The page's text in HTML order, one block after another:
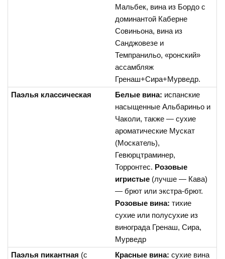
Мальбек, вина из Бордо с
доминантой Каберне
Совиньона, вина из
Санджовезе и
Темпранильо, «ронский»
ассамбляж
Гренаш+Сира+Мурведр.
Паэлья классическая
Белые вина: испанские
насыщенные Альбариньо и
Чаколи, также — сухие
ароматические Мускат
(Москатель),
Гевюрцтраминер,
Торронтес. Розовые
игристые (лучше — Кава)
— брют или экстра-брют.
Розовые вина: тихие
сухие или полусухие из
винограда Гренаш, Сира,
Мурведр
Паэлья пикантная (с Красные вина: сухие вина